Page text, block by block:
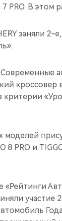
7 PRO. В
заняли 2-
критерии
моделей
8 PRO и